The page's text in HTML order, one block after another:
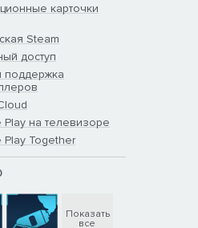
карточки
Steam
доступ
поддержка
Play на телевизоре
Play Together
Показать
все